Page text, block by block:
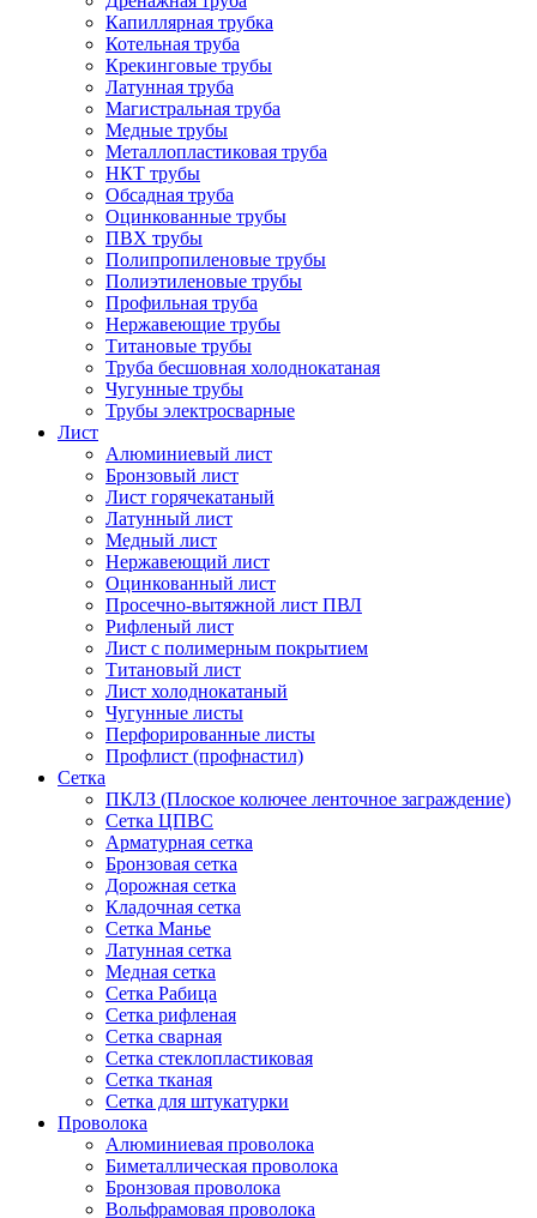
Капиллярная трубка
Котельная труба
Крекинговые трубы
Латунная труба
Магистральная труба
Медные трубы
Металлопластиковая труба
НКТ трубы
Обсадная труба
Оцинкованные трубы
ПВХ трубы
Полипропиленовые трубы
Полиэтиленовые трубы
Профильная труба
Нержавеющие трубы
Титановые трубы
Труба бесшовная холоднокатаная
Чугунные трубы
Трубы электросварные
Лист
Алюминиевый лист
Бронзовый лист
Лист горячекатаный
Латунный лист
Медный лист
Нержавеющий лист
Оцинкованный лист
Просечно-вытяжной лист ПВЛ
Рифленый лист
Лист с полимерным покрытием
Титановый лист
Лист холоднокатаный
Чугунные листы
Перфорированные листы
Профлист (профнастил)
Сетка
ПКЛЗ (Плоское колючее ленточное заграждение)
Сетка ЦПВС
Арматурная сетка
Бронзовая сетка
Дорожная сетка
Кладочная сетка
Сетка Манье
Латунная сетка
Медная сетка
Сетка Рабица
Сетка рифленая
Сетка сварная
Сетка стеклопластиковая
Сетка тканая
Сетка для штукатурки
Проволока
Алюминиевая проволока
Биметаллическая проволока
Бронзовая проволока
Вольфрамовая проволока